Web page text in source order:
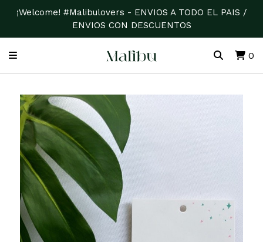
¡Welcome! #Malibulovers - ENVIOS A TODO EL PAIS /
ENVIOS CON DESCUENTOS
0